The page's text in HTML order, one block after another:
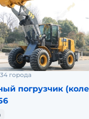
города
погрузчик